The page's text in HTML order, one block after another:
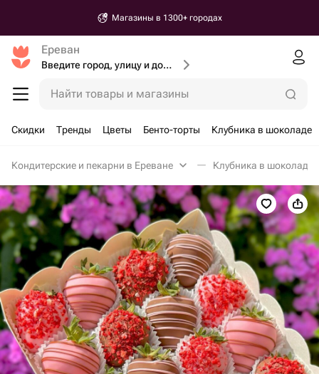
Магазины в 1300+ городах
Ереван
Введите город, улицу и дом доставки
Найти товары и магазины
Скидки Тренды Цветы Бенто-торты Клубника в шоколаде
Кондитерские и пекарни в Ереване Клубника в шоколаде